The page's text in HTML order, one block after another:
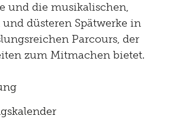
und die musikalischen,
düsteren Spätwerke in
Parcours, der
zum Mitmachen bietet.